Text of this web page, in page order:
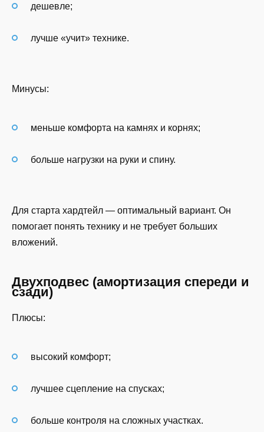
дешевле;
лучше «учит» технике.
Минусы:
меньше комфорта на камнях и корнях;
больше нагрузки на руки и спину.
Для старта хардтейл — оптимальный вариант. Он
помогает понять технику и не требует больших
вложений.
Двухподвес (амортизация спереди и
сзади)
Плюсы:
высокий комфорт;
лучшее сцепление на спусках;
больше контроля на сложных участках.